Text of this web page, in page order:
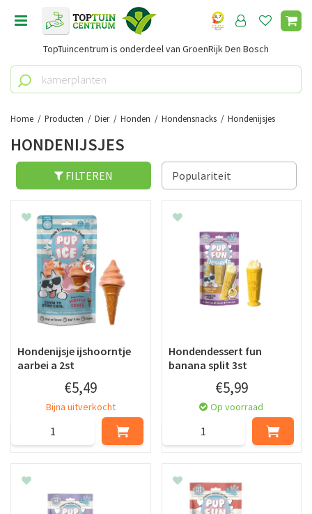
Home Producten Dier Honden Hondensnacks Hondenijsjes
TopTuincentrum is onderdeel van GroenRijk Den Bosch
HONDENIJSJES
FILTEREN
Hondenijsje ijshoorntje
aarbei a 2st
€5,49
Bijna uitverkocht
Hondendessert fun
banana split 3st
€5,99
Op voorraad